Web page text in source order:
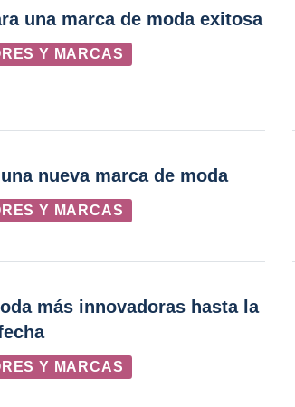
una marca de moda exitosa
Y MARCAS
nueva marca de moda
Y MARCAS
más innovadoras hasta la
Y MARCAS